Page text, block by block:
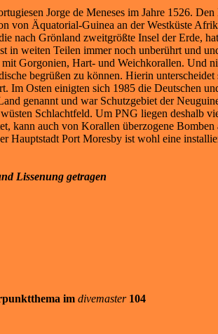
Jorge de Meneses im Jahre 1526.
von Äquatorial-Guinea an der Westküste
nach Grönland zweitgrößte Insel der Erde,
in weiten Teilen immer noch unberührt und
Gorgonien, Hart- und Weichkorallen. Und
begrüßen zu können. Hierin
Im Osten einigten sich 1985 die Deutschen
genannt und war Schutzgebiet der
Schlachtfeld. Um PNG liegen deshalb
kann auch von Korallen überzogene
Hauptstadt Port Moresby ist wohl eine
Lissenung getragen
im divemaster 104